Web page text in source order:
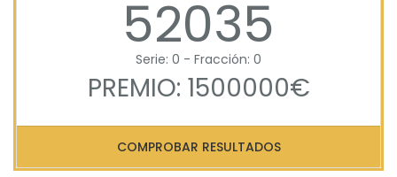
52035
Serie: 0 - Fracción: 0
PREMIO: 1500000€
COMPROBAR RESULTADOS